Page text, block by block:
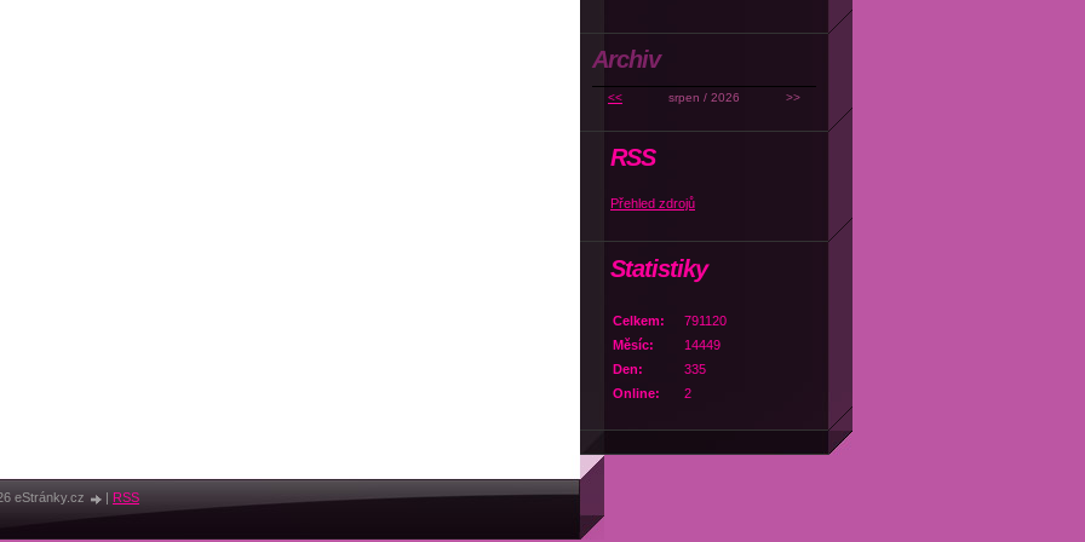
Archiv
<< srpen / 2026 >>
RSS
Přehled zdrojů
Statistiky
Online: 2
Celkem:
791120
Měsíc:
14449
Den:
335
eStránky.cz RSS